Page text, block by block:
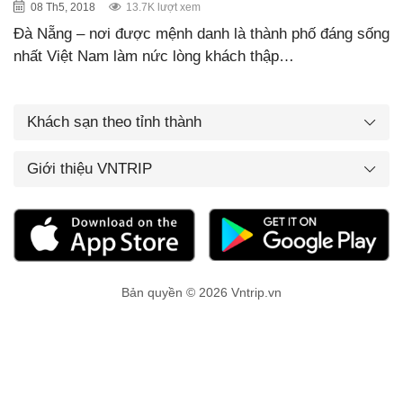
08 Th5, 2018 13.7K lượt xem
Đà Nẵng – nơi được mệnh danh là thành phố đáng sống
nhất Việt Nam làm nức lòng khách thập…
Khách sạn theo tỉnh thành
Giới thiệu VNTRIP
Bản quyền © 2026 Vntrip.vn